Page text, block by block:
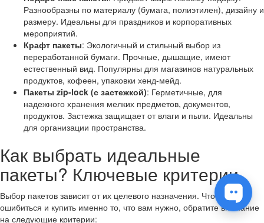
Разнообразны по материалу (бумага, полиэтилен), дизайну и
размеру. Идеальны для праздников и корпоративных
мероприятий.
Крафт пакеты: Экологичный и стильный выбор из
переработанной бумаги. Прочные, дышащие, имеют
естественный вид. Популярны для магазинов натуральных
продуктов, кофеен, упаковки хенд-мейд.
Пакеты zip-lock (с застежкой): Герметичные, для
надежного хранения мелких предметов, документов,
продуктов. Застежка защищает от влаги и пыли. Идеальны
для организации пространства.
Как выбрать идеальные
пакеты? Ключевые критерии
Выбор пакетов зависит от их целевого назначения. Чтобы не
ошибиться и купить именно то, что вам нужно, обратите внимание
на следующие критерии: